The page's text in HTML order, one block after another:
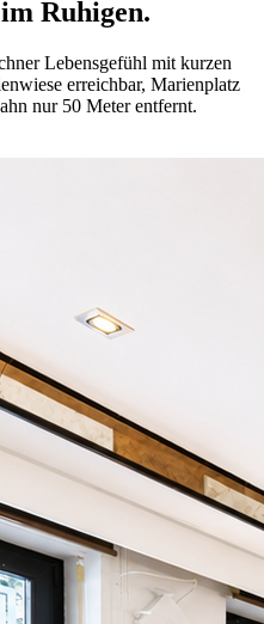
Ruhigen.
Lebensgefühl mit kurzen
erreichbar, Marienplatz
nur 50 Meter entfernt.